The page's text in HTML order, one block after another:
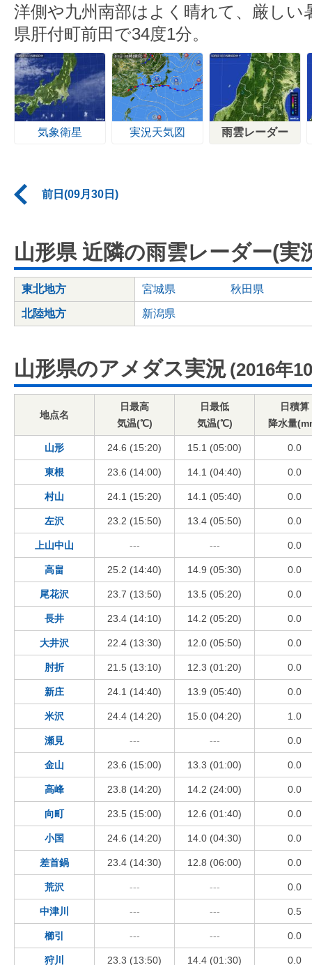
洋側や九州南部はよく晴れて、厳しい
県肝付町前田で34度1分。
気象衛星 実況天気図 雨雲レーダー
前日(09月30日)
山形県 近隣の雨雲レーダー(実
東北地方 宮城県 秋田県
北陸地方 新潟県
山形県のアメダス実況 (2016年
地点名
日最高
気温(℃)
日最低
気温(℃)
日積算
降水量
山形 24.6 (15:20) 15.1 (05:00) 0.0
東根 23.6 (14:00) 14.1 (04:40) 0.0
村山 24.1 (15:20) 14.1 (05:40) 0.0
左沢 23.2 (15:50) 13.4 (05:50) 0.0
上山中山 --- --- 0.0
高畠 25.2 (14:40) 14.9 (05:30) 0.0
尾花沢 23.7 (13:50) 13.5 (05:20) 0.0
長井 23.4 (14:10) 14.2 (05:20) 0.0
大井沢 22.4 (13:30) 12.0 (05:50) 0.0
肘折 21.5 (13:10) 12.3 (01:20) 0.0
新庄 24.1 (14:40) 13.9 (05:40) 0.0
米沢 24.4 (14:20) 15.0 (04:20) 1.0
瀬見 --- --- 0.0
金山 23.6 (15:00) 13.3 (01:00) 0.0
高峰 23.8 (14:20) 14.2 (24:00) 0.0
向町 23.5 (15:00) 12.6 (01:40) 0.0
小国 24.6 (14:20) 14.0 (04:30) 0.0
差首鍋 23.4 (14:30) 12.8 (06:00) 0.0
荒沢 --- --- 0.0
中津川 --- --- 0.5
櫛引 --- --- 0.0
狩川 23.3 (13:50) 14.4 (01:30) 0.0